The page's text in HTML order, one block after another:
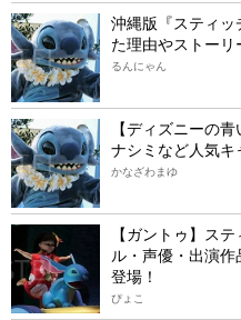
沖縄版『スティッ
た理由やストーリ
るんにゃん
【ディズニーの
ナシミなど人気キ
かなざわまゆ
【ガントゥ】ス
ル・声優・出演
登場！
ぴょこ